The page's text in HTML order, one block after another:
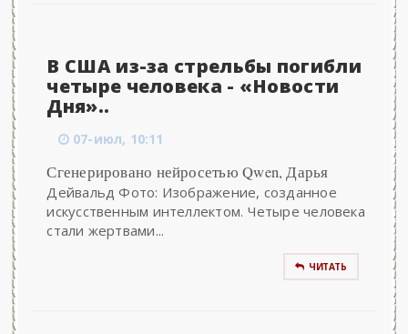
В США из-за стрельбы погибли
четыре человека - «Новости
Дня»..
07-июл, 10:11
Сгенерировано нейросетью Qwen, Дарья
Дейвальд Фото: Изображение, созданное
искусственным интеллектом. Четыре человека
стали жертвами...
ЧИТАТЬ